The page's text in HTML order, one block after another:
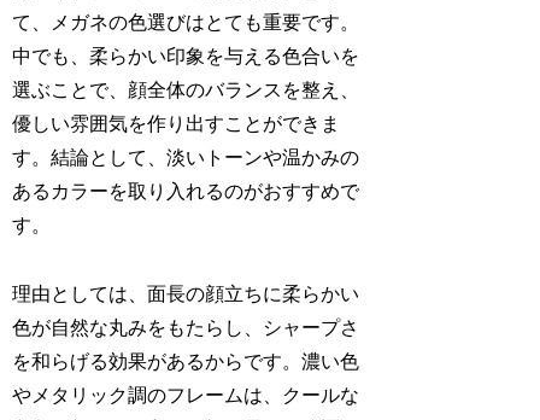
て、メガネの色選びはとても重要です。
中でも、柔らかい印象を与える色合いを
選ぶことで、顔全体のバランスを整え、
優しい雰囲気を作り出すことができま
す。結論として、淡いトーンや温かみの
あるカラーを取り入れるのがおすすめで
す。
理由としては、面長の顔立ちに柔らかい
色が自然な丸みをもたらし、シャープさ
を和らげる効果があるからです。濃い色
やメタリック調のフレームは、クールな